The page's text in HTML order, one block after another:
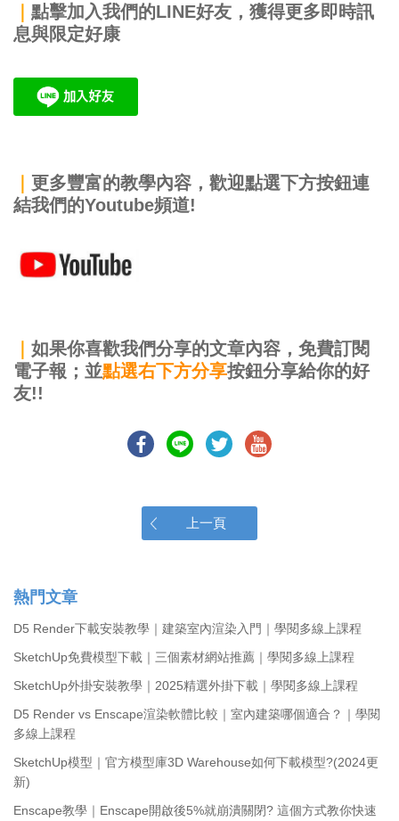
｜ 點擊加入我們的LINE好友，獲得更多即時訊
息與限定好康
更多豐富的教學內容，歡迎點選下方按鈕連
結我們的Youtube頻道!
如果你喜歡我們分享的文章內容，免費訂閱
電子報；並點選右下方分享按鈕分享給你的好
友!!
上一頁
熱門文章
D5 Render下載安裝教學｜建築室內渲染入門｜學閱多線上課程
SketchUp免費模型下載｜三個素材網站推薦｜學閱多線上課程
SketchUp外掛安裝教學｜2025精選外掛下載｜學閱多線上課程
D5 Render vs Enscape渲染軟體比較｜室內建築哪個適合？｜學閱
多線上課程
SketchUp模型｜官方模型庫3D Warehouse如何下載模型?(2024更
新)
Enscape教學｜Enscape開啟後5%就崩潰關閉? 這個方式教你快速